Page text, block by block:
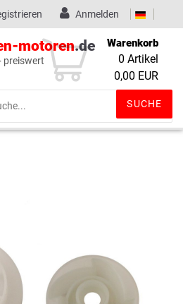
Wunschliste (0)
Anmelden
motoren.de
preiswert
SUCHE
Warenkorb
0 Artikel
0,00 EUR